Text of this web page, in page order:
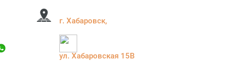
г. Хабаровск,
ул. Хабаровская 15В